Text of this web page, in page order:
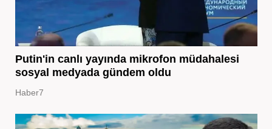
Putin'in canlı yayında mikrofon müdahalesi
sosyal medyada gündem oldu
Haber7